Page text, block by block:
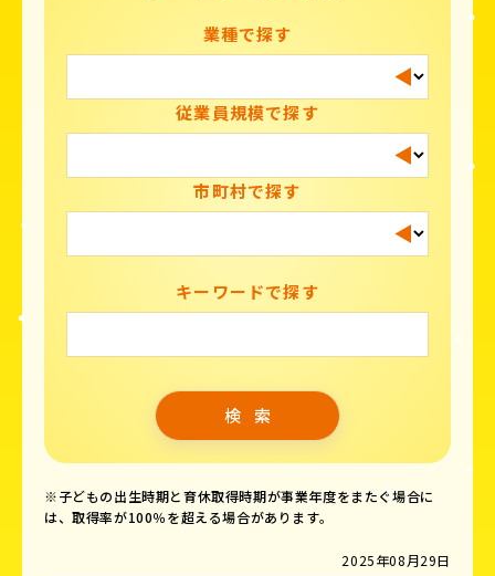
業種で探す
従業員規模で探す
市町村で探す
キーワードで探す
※子どもの出生時期と育休取得時期が事業年度をまたぐ場合に
は、取得率が100％を超える場合があります。
2025年08月29日